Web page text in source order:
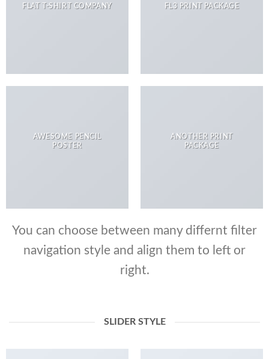
FLAT T-SHIRT COMPANY FL3 PRINT PACKAGE
AWESOME PENCIL
POSTER
ANOTHER PRINT
PACKAGE
You can choose between many differnt filter
navigation style and align them to left or
right.
SLIDER STYLE